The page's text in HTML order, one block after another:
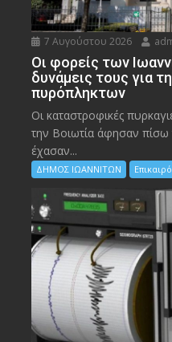
7 Αυγούστου 2026
Οι φορείς των
δυνάμεις τους για
πυρόπληκτων
Οι καταστροφικές
την Bοιωτία άφησαν
έχασαν...
ΔΗΜΟΣ ΙΩΑΝΝΙΤΩΝ